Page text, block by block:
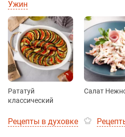
Ужин
Рататуй
классический
Салат
Рецепты в духовке